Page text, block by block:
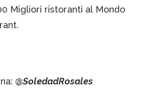
Migliori ristoranti al Mondo
@SoledadRosales